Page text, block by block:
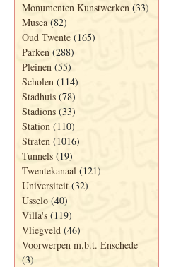
Monumenten Kunstwerken (33)
Musea (82)
Oud Twente (165)
Parken (288)
Pleinen (55)
Scholen (114)
Stadhuis (78)
Stadions (33)
Station (110)
Straten (1016)
Tunnels (19)
Twentekanaal (121)
Universiteit (32)
Usselo (40)
Villa's (119)
Vliegveld (46)
Voorwerpen m.b.t. Enschede
(3)